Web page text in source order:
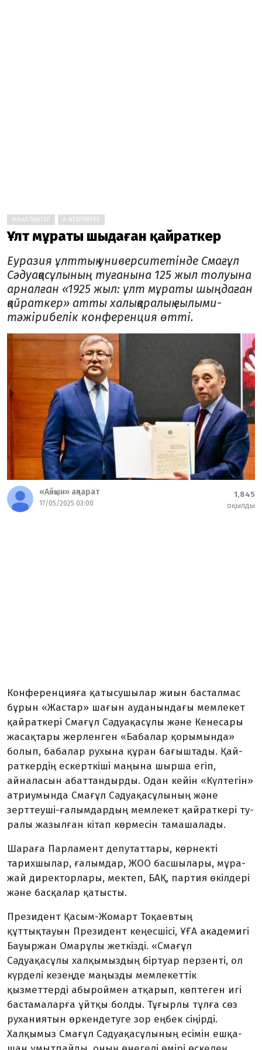
ЖАҢАЛЫҚТАР A-NEWSPAPER
Ұлт мұраты шыңдаған қайраткер
Еуразия ұлттық университетінде Смағұл
Сәдуақасұлының туғанына 125 жыл толуына
арналған «1925 жыл: ұлт мұраты шыңдаған
қайраткер» атты халықаралық ғылыми-
тәжірибелік конференция өтті.
«Айқын» ақпарат
17/05/2025 03:00
1,845
оқылды
Конференцияға қаты­сушы­лар жиын басталмас
бұрын «Жас­тар» шағын ауданындағы мем­лекет
қайраткері Смағұл Сә­дуақасұлы және Кенесары
жа­сақ­тары жерленген «Бабалар қо­ры­мында»
болып, бабалар ру­хына құран бағыштады. Қай­
раткердің ескерткіші маңына шырша егіп,
айналасын абат­тан­дырды. Одан кейін «Күлтегін»
атриумында Смағұл Сәдуақас­ұлының және
зерттеуші-ғалым­дардың мем­лекет қайраткері ту­
ралы жазыл­ған кітап көрмесін тамашалады.
Шараға Парламент депутат­та­ры, көрнекті
тарихшылар, ға­лымдар, ЖОО басшылары, мұ­ра­
жай директорлары, мектеп, БАҚ, партия өкілдері
және басқалар қатысты.
Президент Қасым-Жомарт Тоқаевтың
құттықтауын Прези­дент кеңесшісі, ҰҒА академигі
Бауыржан Омарұлы жеткізді. «Смағұл
Сәдуақасұлы халқымыз­дың біртуар перзенті, ол
күрделі кезеңде маңызды мемлекеттік
қызметтерді абыроймен атқа­рып, көптеген игі
бастамаларға ұйтқы болды. Тұғырлы тұлға сөз
руха­ния­тын өркендетуге зор еңбек сіңірді.
Халқымыз Смағұл Сә­дуақасұлының есімін ешқа­